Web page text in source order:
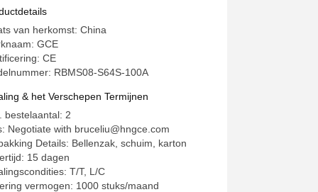
voor BESS
Zonne-energie kleine batterij
van herkomst: China
GCE
CE
RBMS08-S64S-100A
& het Verschepen Termijnen
bestelaantal: 2
Negotiate with bruceliu@hngce.com
Details: Bellenzak, schuim, karton
15 dagen
T/T, L/C
vermogen: 1000 stuks/maand